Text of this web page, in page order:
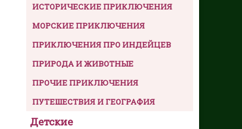
ИСТОРИЧЕСКИЕ ПРИКЛЮЧЕНИЯ
МОРСКИЕ ПРИКЛЮЧЕНИЯ
ПРИКЛЮЧЕНИЯ ПРО ИНДЕЙЦЕВ
ПРИРОДА И ЖИВОТНЫЕ
ПРОЧИЕ ПРИКЛЮЧЕНИЯ
ПУТЕШЕСТВИЯ И ГЕОГРАФИЯ
Детские